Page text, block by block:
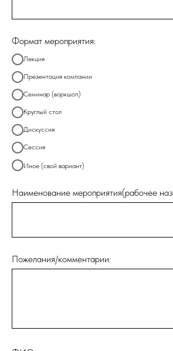
Формат мероприятия:
Лекция
Презентация компании
Семинар (воркшоп)
Круглый стол
Дискуссия
Сессия
Иное (свой вариант)
Наименование мероприятия(рабочее
Пожелания/комментарии: